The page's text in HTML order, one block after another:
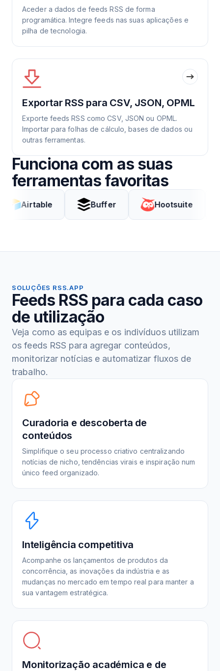
Aceder a dados de feeds RSS de forma
programática. Integre feeds nas suas aplicações e
pilha de tecnologia.
Exportar RSS para CSV, JSON, OPML
Exporte feeds RSS como CSV, JSON ou OPML.
Importar para folhas de cálculo, bases de dados ou
outras ferramentas.
Funciona com as suas
ferramentas favoritas
Buffer Hootsuite
SOLUÇÕES RSS.APP
Feeds RSS para cada caso
de utilização
Veja como as equipas e os indivíduos utilizam
os feeds RSS para agregar conteúdos,
monitorizar notícias e automatizar fluxos de
trabalho.
Curadoria e descoberta de
conteúdos
Simplifique o seu processo criativo centralizando
notícias de nicho, tendências virais e inspiração num
único feed organizado.
Inteligência competitiva
Acompanhe os lançamentos de produtos da
concorrência, as inovações da indústria e as
mudanças no mercado em tempo real para manter a
sua vantagem estratégica.
Monitorização académica e de